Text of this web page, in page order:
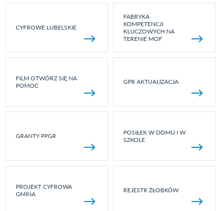
CYFROWE LUBELSKIE
FABRYKA
KOMPETENCJI
KLUCZOWYCH NA
TERENIE MOF
FILM OTWÓRZ SIĘ NA
POMOC
GPR AKTUALIZACJA
GRANTY PPGR
POSIŁEK W DOMU I W
SZKOLE
PROJEKT CYFROWA
GMINA
REJESTR ŻŁOBKÓW